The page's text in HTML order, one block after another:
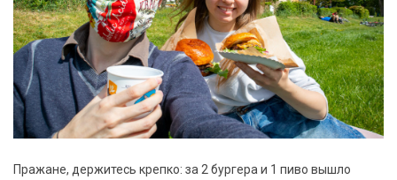
Пражане, держитесь крепко: за 2 бургера и 1 пиво вышло